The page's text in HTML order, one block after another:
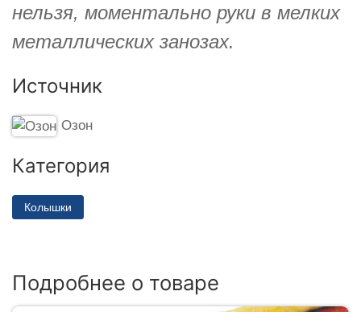
нельзя, моментально руки в мелких
металлических занозах.
Источник
Озон
Категория
Колышки
Подробнее о товаре